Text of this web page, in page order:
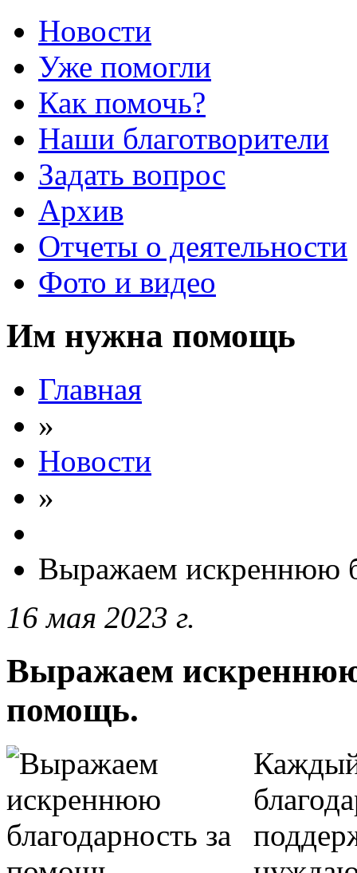
Новости
Уже помогли
Как помочь?
Наши благотворители
Задать вопрос
Архив
Отчеты о деятельности
Фото и видео
Им нужна помощь
Главная
»
Новости
»
Выражаем искреннюю
16 мая 2023 г.
Выражаем искреннюю
помощь.